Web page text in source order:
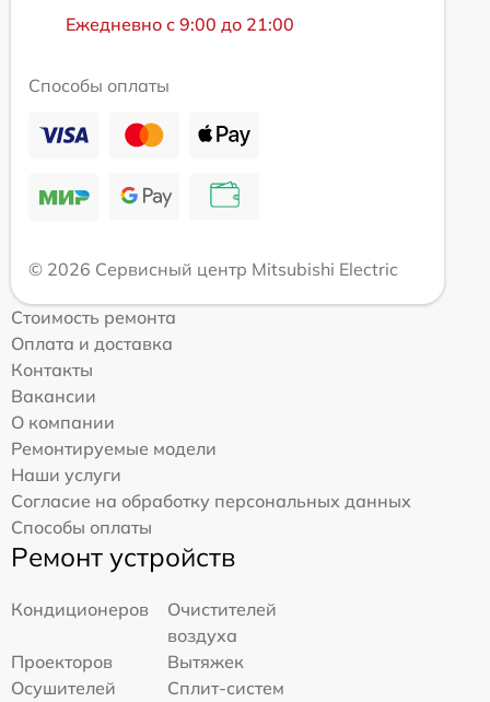
Ежедневно с 9:00 до 21:00
Способы оплаты
© 2026 Сервисный центр Mitsubishi Electric
Стоимость ремонта
Оплата и доставка
Контакты
Вакансии
О компании
Ремонтируемые модели
Наши услуги
Согласие на обработку персональных данных
Способы оплаты
Ремонт устройств
Кондиционеров
Очистителей
воздуха
Проекторов
Вытяжек
Осушителей
Сплит-систем